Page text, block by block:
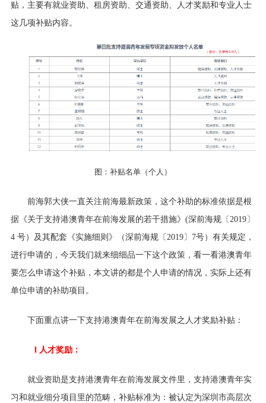
贴，主要有就业资助、租房资助、交通资助、人才奖励和专业人士
这几项补贴内容。
图：补贴名单（个人）
前海郭大侠一直关注前海最新政策，这个补助的标准依据是根
据《关于支持港澳青年在前海发展的若干措施》 (深前海规〔2019〕
4 号）及其配套《实施细则》（深前海规〔2019〕7号）有关规定，
进行申请的，今天我们就来细细品一下这个政策，看一看港澳青年
要怎么申请这个补贴，本文讲的都是个人申请的情况，实际上还有
单位申请的补助项目。
下面重点讲一下支持港澳青年在前海发展之人才奖励补贴：
l 人才奖励：
就业资助是支持港澳青年在前海发展文件里，支持港澳青年实
习和就业细分项目里的范畴，补贴标准为：被认定为深圳市高层次